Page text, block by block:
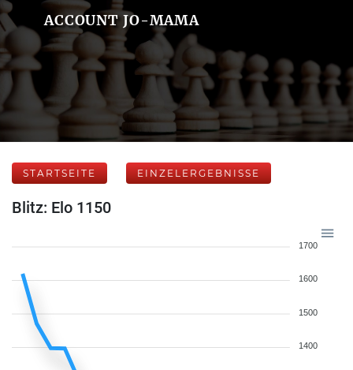
ACCOUNT JO-MAMA
STARTSEITE EINZELERGEBNISSE
Blitz: Elo 1150
1700
1600
1500
1400